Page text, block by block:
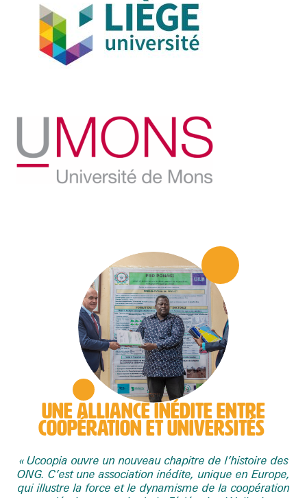
UNE ALLIANCE INÉDITE ENTRE
COOPÉRATION ET UNIVERSITÉS
« Ucoopia ouvre un nouveau chapitre de l’histoire des
ONG. C’est une association inédite, unique en Europe,
qui illustre la force et le dynamisme de la coopération